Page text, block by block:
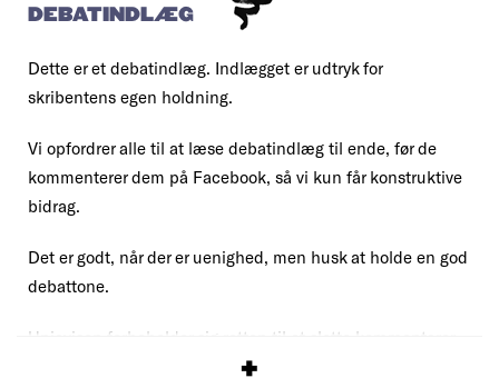
DEBATINDLÆG
Dette er et debatindlæg. Indlægget er udtryk for
skribentens egen holdning.
Vi opfordrer alle til at læse debatindlæg til ende, før de
kommenterer dem på Facebook, så vi kun får konstruktive
bidrag.
Det er godt, når der er uenighed, men husk at holde en god
debattone.
Uniavisen forbeholder sig retten til at slette kommentarer,
debatregler